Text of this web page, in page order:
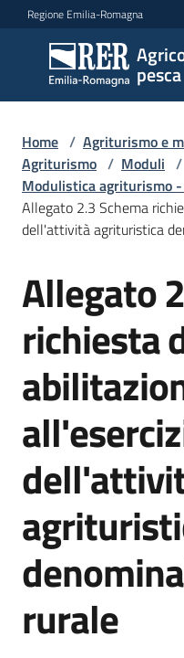
Vai al contenuto
Vai alla navigazione
Vai al footer
Regione Emilia-Romagna
pesca
caccia e
pesca
Argomenti
Servizi
Leggi
atti
bandi
Piani
programmi
progetti
Agricoltura
Home / Agriturismo e
Agriturismo / Moduli /
Modulistica agriturismo
Allegato 2.3 Schema
dell'attività agrituristica
Allegato
richiesta
rurale